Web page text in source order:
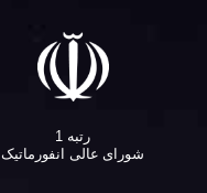
رتبه 1
شورای عالی انفورماتیک